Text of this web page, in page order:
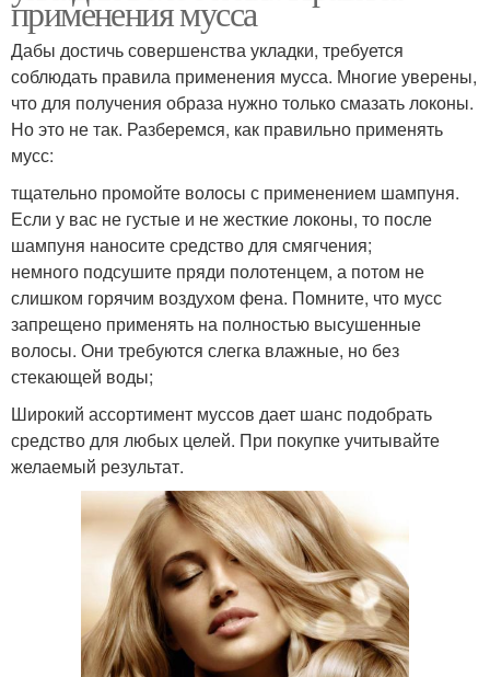
применения мусса
Дабы достичь совершенства укладки, требуется
соблюдать правила применения мусса. Многие уверены,
что для получения образа нужно только смазать локоны.
Но это не так. Разберемся, как правильно применять
мусс:
тщательно промойте волосы с применением шампуня.
Если у вас не густые и не жесткие локоны, то после
шампуня наносите средство для смягчения;
немного подсушите пряди полотенцем, а потом не
слишком горячим воздухом фена. Помните, что мусс
запрещено применять на полностью высушенные
волосы. Они требуются слегка влажные, но без
стекающей воды;
Широкий ассортимент муссов дает шанс подобрать
средство для любых целей. При покупке учитывайте
желаемый результат.